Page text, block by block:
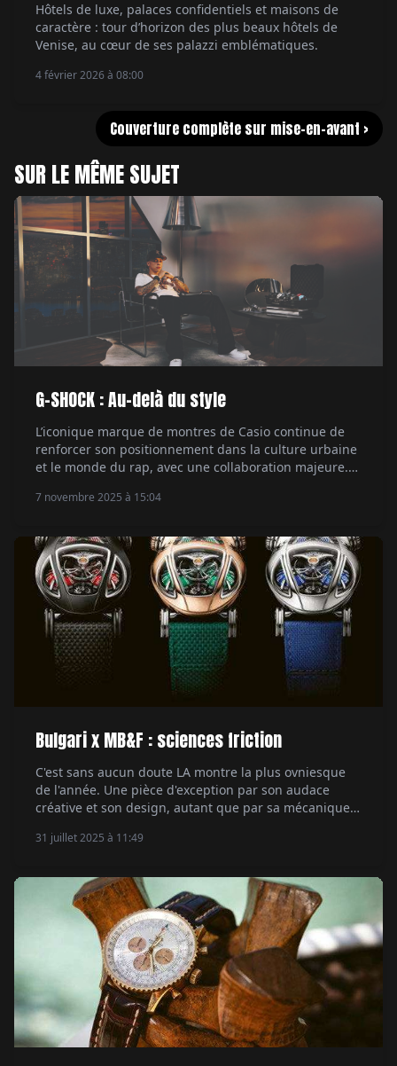
Hôtels de luxe, palaces confidentiels et maisons de
caractère : tour d’horizon des plus beaux hôtels de
Venise, au cœur de ses palazzi emblématiques.
4 février 2026 à 08:00
Couverture complète sur mise-en-avant >
SUR LE MÊME SUJET
G-SHOCK : Au-delà du style
L’iconique marque de montres de Casio continue de
renforcer son positionnement dans la culture urbaine
et le monde du rap, avec une collaboration majeure.
musicale actuelle, devient son ambassadeur. Un
de la Batte.
7 novembre 2025 à 15:04
Bulgari x MB&F : sciences friction
C'est sans aucun doute LA montre la plus ovniesque
de l'année. Une pièce d'exception par son audace
créative et son design, autant que par sa mécanique.
MB&F Serpenti, qui viennent d'une autre galaxie. Par
31 juillet 2025 à 11:49